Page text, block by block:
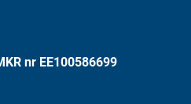
nr EE100586699